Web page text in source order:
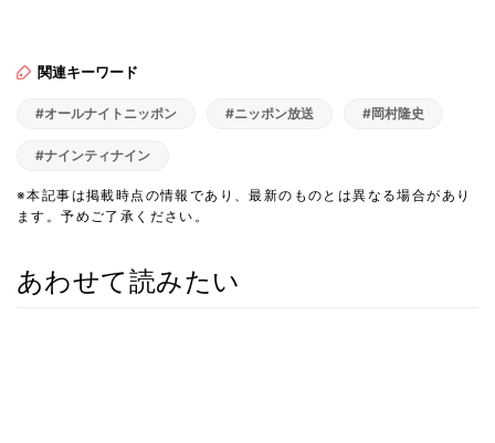
関連キーワード
#オールナイトニッポン #ニッポン放送 #岡村隆史
#ナインティナイン
※本記事は掲載時点の情報であり、最新のものとは異なる場合があり
ます。予めご了承ください。
あわせて読みたい